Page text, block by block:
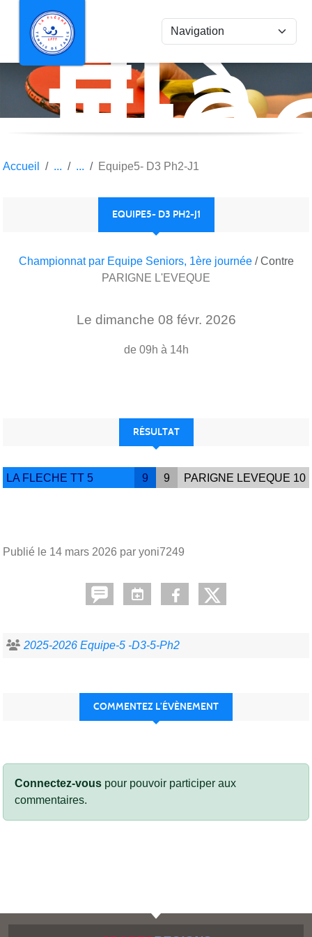
La
de
Accueil Equipe5- D3 Ph2-J1
EQUIPE5- D3 PH2-J1
Championnat par Equipe Seniors, 1ère journée / Contre
PARIGNE L'EVEQUE
Le dimanche 08 févr. 2026
de 09h à 14h
RÉSULTAT
LA FLECHE TT 5 9 9 PARIGNE LEVEQUE 10
Publié le 14 mars 2026 par yoni7249
2025-2026 Equipe-5 -D3-5-Ph2
COMMENTEZ L’ÉVÈNEMENT
Connectez-vous pour pouvoir participer aux
commentaires.
Panneau de gestion des cookies